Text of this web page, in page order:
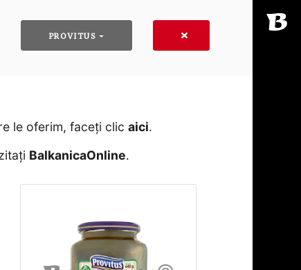
PROVITUS
le oferim, faceți clic aici․
BalkanicaOnline․